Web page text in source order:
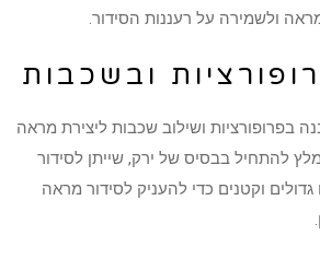
ולשמירה על רעננות הסידור.
ובשכבות
בפרופורציות ושילוב שכבות ליצירת מראה
להתחיל בבסיס של ירק, שייתן לסידור
וקטנים כדי להעניק לסידור מראה